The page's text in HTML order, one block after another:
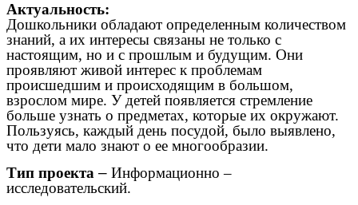
Актуальность:
Дошкольники обладают определенным количеством
знаний, а их интересы связаны не только с
настоящим, но и с прошлым и будущим. Они
проявляют живой интерес к проблемам
происшедшим и происходящим в большом,
взрослом мире. У детей появляется стремление
больше узнать о предметах, которые их окружают.
Пользуясь, каждый день посудой, было выявлено,
что дети мало знают о ее многообразии.
Тип проекта – Информационно –
исследовательский.